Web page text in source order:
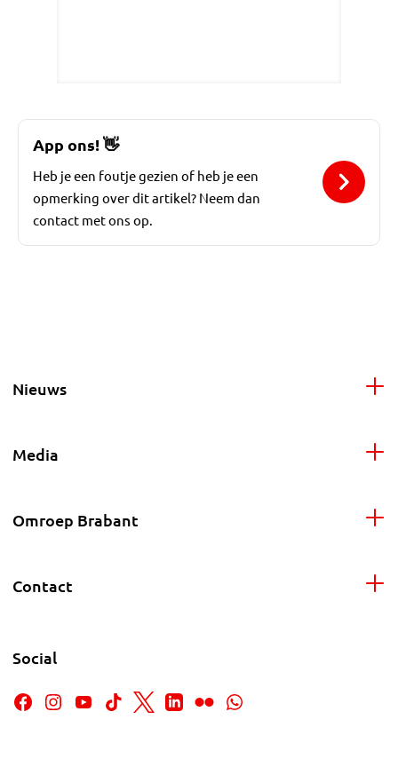
App ons! 👋
Heb je een foutje gezien of heb je een
opmerking over dit artikel? Neem dan
contact met ons op.
Nieuws
Media
Omroep Brabant
Contact
Social